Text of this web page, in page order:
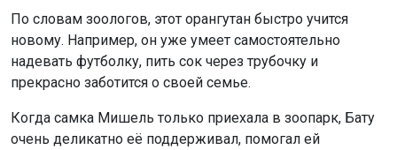
По словам зоологов, этот орангутан быстро учится
новому. Например, он уже умеет самостоятельно
надевать футболку, пить сок через трубочку и
прекрасно заботится о своей семье.
Когда самка Мишель только приехала в зоопарк, Бату
очень деликатно её поддерживал, помогал ей